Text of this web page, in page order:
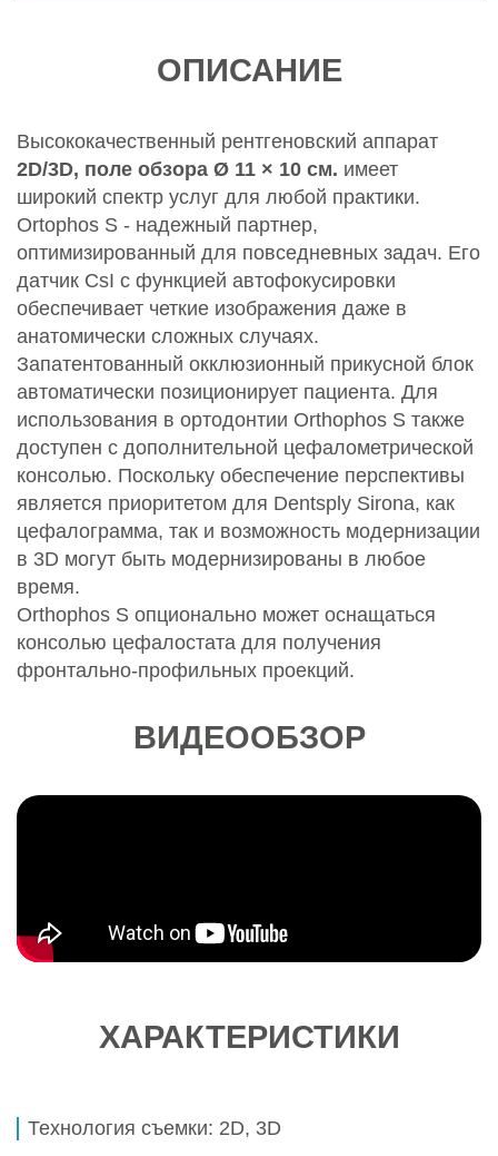
ОПИСАНИЕ
Высококачественный рентгеновский аппарат
2D/3D, поле обзора Ø 11 × 10 см. имеет
широкий спектр услуг для любой практики.
Ortophos S - надежный партнер,
оптимизированный для повседневных задач. Его
датчик CsI с функцией автофокусировки
обеспечивает четкие изображения даже в
анатомически сложных случаях.
Запатентованный окклюзионный прикусной блок
автоматически позиционирует пациента. Для
использования в ортодонтии Orthophos S также
доступен с дополнительной цефалометрической
консолью. Поскольку обеспечение перспективы
является приоритетом для Dentsply Sirona, как
цефалограмма, так и возможность модернизации
в 3D могут быть модернизированы в любое
время.
Orthophos S опционально может оснащаться
консолью цефалостата для получения
фронтально-профильных проекций.
ВИДЕООБЗОР
ХАРАКТЕРИСТИКИ
Технология съемки: 2D, 3D